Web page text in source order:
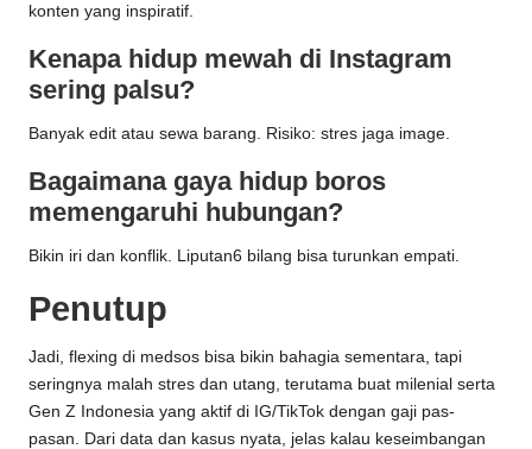
konten yang inspiratif.
Kenapa hidup mewah di Instagram
sering palsu?
Banyak edit atau sewa barang. Risiko: stres jaga image.
Bagaimana gaya hidup boros
memengaruhi hubungan?
Bikin iri dan konflik. Liputan6 bilang bisa turunkan empati.
Penutup
Jadi, flexing di medsos bisa bikin bahagia sementara, tapi
seringnya malah stres dan utang, terutama buat milenial serta
Gen Z Indonesia yang aktif di IG/TikTok dengan gaji pas-
pasan. Dari data dan kasus nyata, jelas kalau keseimbangan